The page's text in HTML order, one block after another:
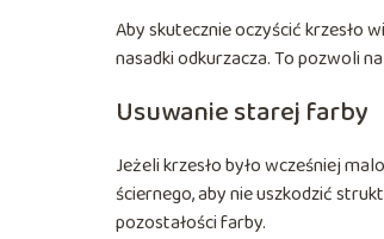
Aby skutecznie oczyścić krzesło
nasadki odkurzacza. To pozwoli
Usuwanie starej farby
Jeżeli krzesło było wcześniej
ściernego, aby nie uszkodzić
pozostałości farby.